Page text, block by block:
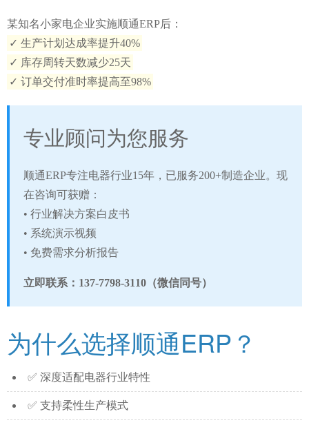
某知名小家电企业实施顺通ERP后：
✓ 生产计划达成率提升40%
✓ 库存周转天数减少25天
✓ 订单交付准时率提高至98%
专业顾问为您服务
顺通ERP专注电器行业15年，已服务200+制造企业。现
在咨询可获赠：
• 行业解决方案白皮书
• 系统演示视频
• 免费需求分析报告
立即联系： 137-7798-3110 （微信同号）
为什么选择顺通ERP？
✅ 深度适配电器行业特性
✅ 支持柔性生产模式